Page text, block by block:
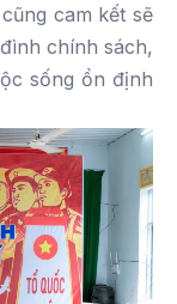
cam kết sẽ
chính sách,
sống ổn định